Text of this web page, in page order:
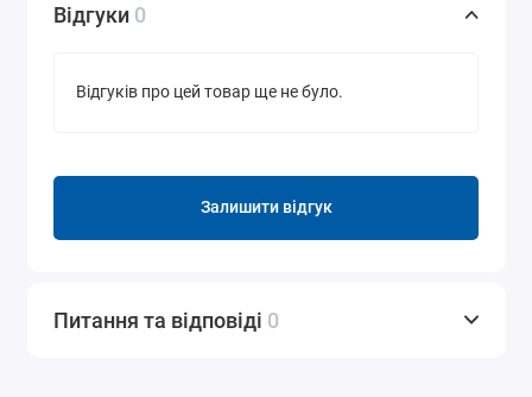
Відгуки 0
Відгуків про цей товар ще не було.
Залишити відгук
Питання та відповіді 0